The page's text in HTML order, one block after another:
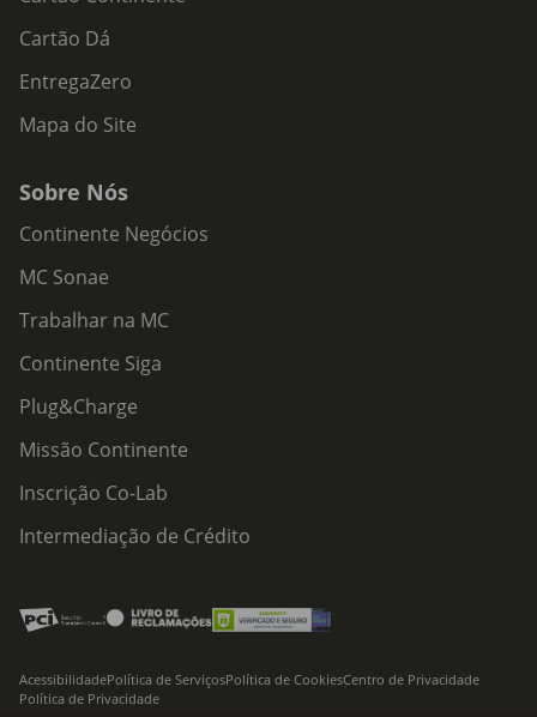
Cartão Dá
EntregaZero
Mapa do Site
Sobre Nós
Continente Negócios
MC Sonae
Trabalhar na MC
Continente Siga
Plug&Charge
Missão Continente
Inscrição Co-Lab
Intermediação de Crédito
AcessibilidadePolítica de ServiçosPolítica de CookiesCentro de Privacidade
Política de Privacidade